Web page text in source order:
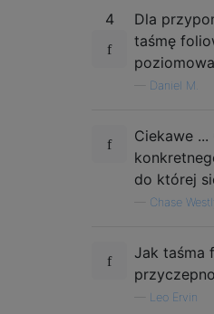
4
Dla
taśmę
Daniel M.
Ciekawe
do której
Chase
Jak taśma
Leo Ervin